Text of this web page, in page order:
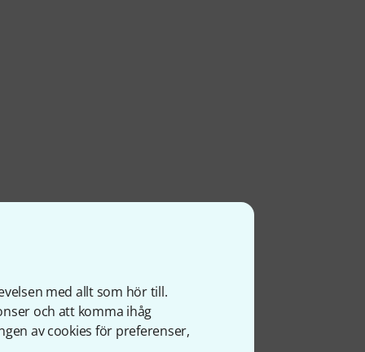
med allt som hör till.
och att komma ihåg
av cookies för preferenser,